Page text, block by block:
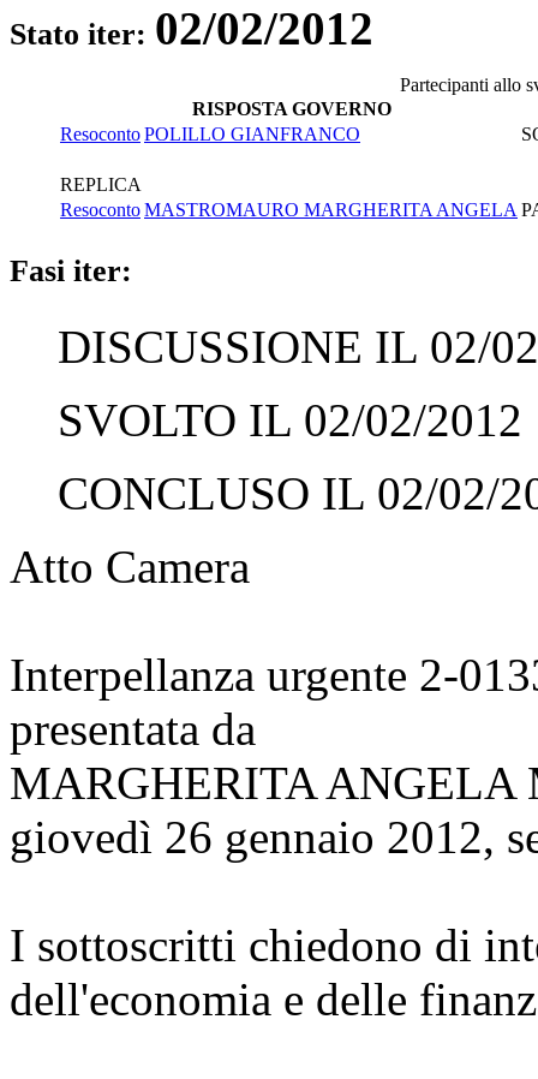
Stato iter: 02/02/2012
Partecipanti allo
RISPOSTA GOVERNO
ResocontoPOLILLO GIANFRANCO
REPLICA
ResocontoMASTROMAURO MARGHERITA ANGELA
Fasi iter:
DISCUSSIONE IL 02/
SVOLTO IL 02/02/2012
CONCLUSO IL 02/02/
Atto Camera
Interpellanza urgente 2-
presentata da
MARGHERITA ANGELA
giovedì 26 gennaio 2012,
I sottoscritti chiedono di
dell'economia e delle